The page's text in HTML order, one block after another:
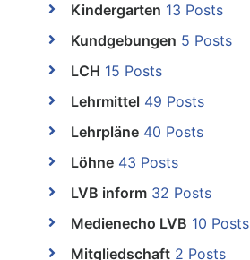
Kindergarten 13 Posts
Kundgebungen 5 Posts
LCH 15 Posts
Lehrmittel 49 Posts
Lehrpläne 40 Posts
Löhne 43 Posts
LVB inform 32 Posts
Medienecho LVB 10 Posts
Mitgliedschaft 2 Posts